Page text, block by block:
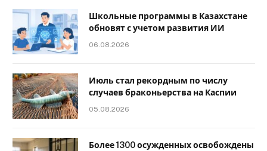
Школьные программы в Казахстане
обновят с учетом развития ИИ
06.08.2026
Июль стал рекордным по числу
случаев браконьерства на Каспии
05.08.2026
Более 1300 осужденных освобождены